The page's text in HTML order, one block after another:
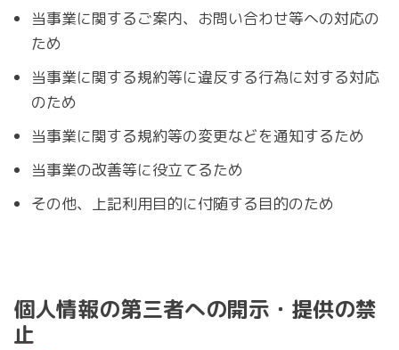
当事業に関するご案内、お問い合わせ等への対応の
ため
当事業に関する規約等に違反する行為に対する対応
のため
当事業に関する規約等の変更などを通知するため
当事業の改善等に役立てるため
その他、上記利用目的に付随する目的のため
個人情報の第三者への開示・提供の禁
止